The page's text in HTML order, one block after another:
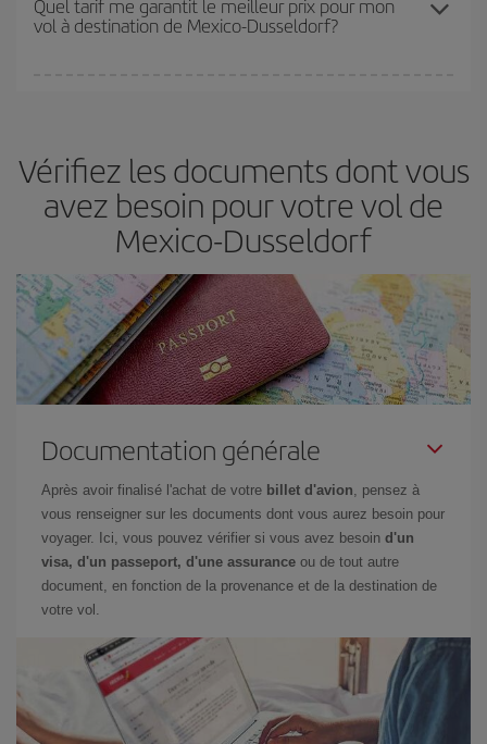
disponibilité ou de l'épuisement des tarifs les plus économiques
Quel tarif me garantit le meilleur prix pour mon
vol à destination de Mexico-Dusseldorf?
Vérifiez les documents dont vous
avez besoin pour votre vol de
Mexico-Dusseldorf
Documentation générale
Après avoir finalisé l'achat de votre billet d'avion, pensez à
vous renseigner sur les documents dont vous aurez besoin pour
voyager. Ici, vous pouvez vérifier si vous avez besoin d'un
visa, d'un passeport, d'une assurance ou de tout autre
document, en fonction de la provenance et de la destination de
votre vol.